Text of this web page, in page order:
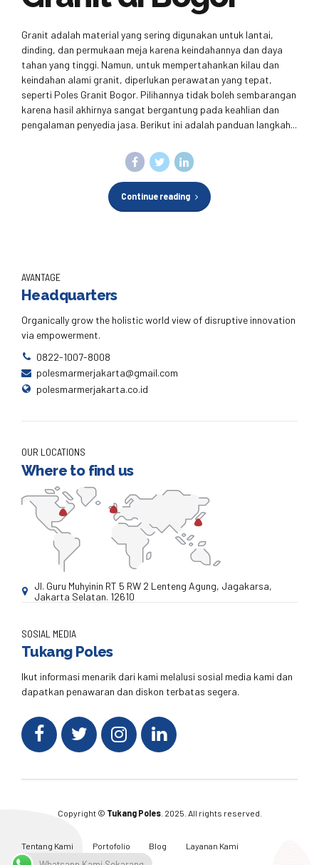
Granit adalah material yang sering digunakan untuk lantai,
dinding, dan permukaan meja karena keindahannya dan daya
tahan yang tinggi. Namun, untuk mempertahankan kilau dan
keindahan alami granit, diperlukan perawatan yang tepat,
seperti Poles Granit Bogor. Pilihannya tidak boleh sembarangan
karena hasil akhirnya sangat bergantung pada keahlian dan
pengalaman penyedia jasa. Berikut ini adalah panduan langkah...
Continue reading
AVANTAGE
Headquarters
Organically grow the holistic world view of disruptive innovation
via empowerment.
0822-1007-8008
polesmarmerjakarta@gmail.com
polesmarmerjakarta.co.id
OUR LOCATIONS
Where to find us
Jl. Guru Muhyinin RT 5 RW 2 Lenteng Agung, Jagakarsa,
Jakarta Selatan. 12610
SOSIAL MEDIA
Tukang Poles
Ikut informasi menarik dari kami melalusi sosial media kami dan
dapatkan penawaran dan diskon terbatas segera.
Copyright © Tukang Poles. 2025. All rights reserved.
Tentang Kami Portofolio Blog
Layanan Kami
Kontak Kami